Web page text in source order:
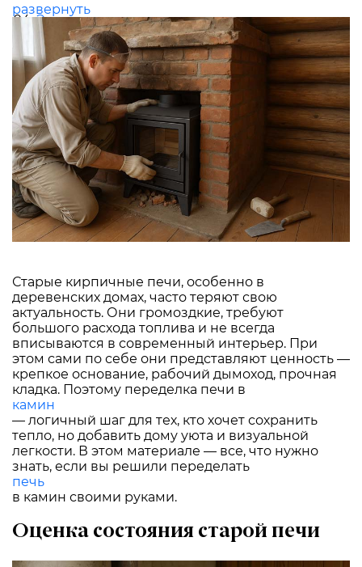
Этапы переделки печи в камин
Заключение: стоит ли переделывать печь в
камин
развернуть
Старые кирпичные печи, особенно в
деревенских домах, часто теряют свою
актуальность. Они громоздкие, требуют
большого расхода топлива и не всегда
вписываются в современный интерьер. При
этом сами по себе они представляют ценность —
крепкое основание, рабочий дымоход, прочная
кладка. Поэтому переделка печи в
камин
— логичный шаг для тех, кто хочет сохранить
тепло, но добавить дому уюта и визуальной
легкости. В этом материале — все, что нужно
знать, если вы решили переделать
печь
в камин своими руками.
Оценка состояния старой печи